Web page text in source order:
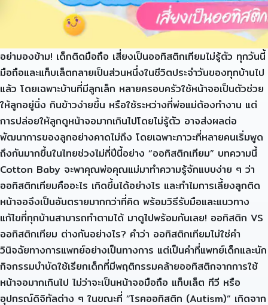
อย่ามองข้าม! เด็กติดมือถือ เสี่ยงเป็นออทิสติกเทียมไม่รู้ตัว ทุกวันนี้
มือถือและแท็บเล็ตกลายเป็นส่วนหนึ่งในชีวิตประจำวันของทุกบ้านไป
แล้ว โดยเฉพาะบ้านที่มีลูกเล็ก หลายครอบครัวใช้หน้าจอเป็นตัวช่วย
ให้ลูกอยู่นิ่ง กินข้าวง่ายขึ้น หรือใช้ระหว่างที่พ่อแม่ต้องทำงาน แต่
การปล่อยให้ลูกดูหน้าจอมากเกินไปโดยไม่รู้ตัว อาจส่งผลต่อ
พัฒนาการของลูกอย่างคาดไม่ถึง โดยเฉพาะภาวะที่หลายคนเริ่มพูด
ถึงกันมากขึ้นในไทยช่วงไม่กี่ปีนี้อย่าง “ออทิสติกเทียม” บทความนี้
Cotton Baby จะพาคุณพ่อคุณแม่มาทำความรู้จักแบบง่าย ๆ ว่า
ออทิสติกเทียมคืออะไร เกิดขึ้นได้อย่างไร และทำไมการเลี้ยงลูกติด
หน้าจอจึงเป็นอันตรายมากกว่าที่คิด พร้อมวิธีรับมือและแนวทาง
แก้ไขที่ทุกบ้านสามารถทำตามได้ มาดูไปพร้อมกันเลย! ออทิสติก VS
ออทิสติกเทียม ต่างกันอย่างไร? คำว่า ออทิสติกเทียมไม่ใช่คำ
วินิจฉัยทางการแพทย์อย่างเป็นทางการ แต่เป็นคำที่แพทย์เด็กและนัก
กิจกรรมบำบัดใช้เรียกเด็กที่มีพฤติกรรมคล้ายออทิสติกจากการใช้
หน้าจอมากเกินไป ไม่ว่าจะเป็นหน้าจอมือถือ แท็บเล็ต ทีวี หรือ
อุปกรณ์ดิจิทัลต่าง ๆ ในขณะที่ “โรคออทิสติก (Autism)” เกิดจาก